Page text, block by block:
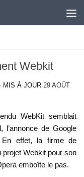
Webkit
· MIS À JOUR 29 AOÛT
WebKit semblait
l’annonce de Google
effet, la firme de
projet Webkit pour son
emboîte le pas.